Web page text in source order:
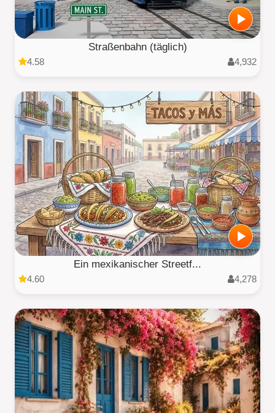
Straßenbahn (täglich)
4.58 4,932
Ein mexikanischer Streetf...
4.60 4,278